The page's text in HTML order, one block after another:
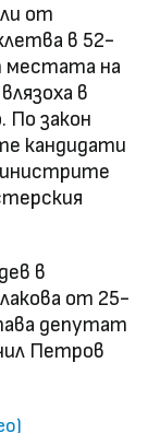
от
в 52-
местата на
в
По закон
кандидати
в
от 25-
депутат
Петров